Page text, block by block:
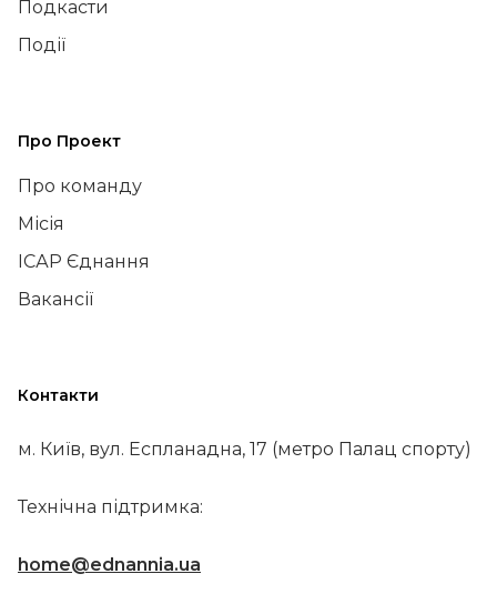
Подкасти
Події
Про Проект
Про команду
Місія
ІСАР Єднання
Вакансії
Контакти
м. Київ, вул. Еспланадна, 17 (метро Палац спорту)
Технічна підтримка:
home@ednannia.ua